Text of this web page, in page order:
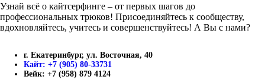
Узнай всё о кайтсерфинге – от первых шагов до
профессиональных трюков! Присоединяйтесь к сообществу,
вдохновляйтесь, учитесь и совершенствуйтесь! А Вы с нами?
г. Екатеринбург, ул. Восточная, 40
Кайт: +7 (905) 80-33731
Вейк: +7 (958) 879 4124